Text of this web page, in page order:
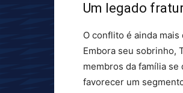
Um legado
O conflito é ainda
Embora seu sobrinho,
membros da família
favorecer um